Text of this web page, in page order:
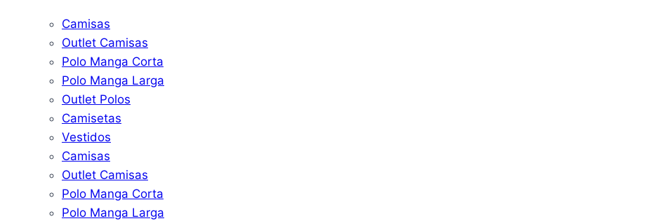
Camisas
Outlet Camisas
Polo Manga Corta
Polo Manga Larga
Outlet Polos
Camisetas
Vestidos
Camisas
Outlet Camisas
Polo Manga Corta
Polo Manga Larga